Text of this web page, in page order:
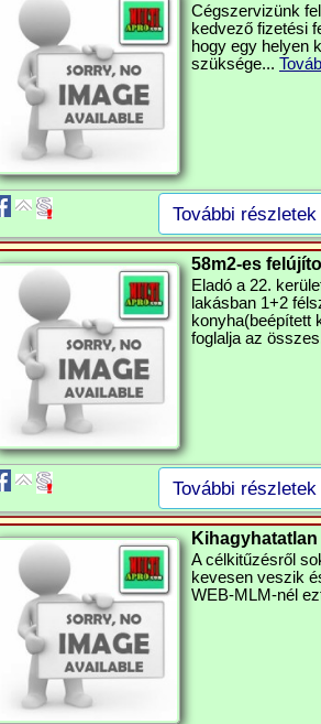
Cégszervizünk
kedvező fizetési
hogy egy helyen
szüksége...
További
58m2-es
Eladó a 22.
lakásban 1+2
konyha(beépített
foglalja az
További
A célkitűzésről
kevesen veszik
WEB-MLM-nél